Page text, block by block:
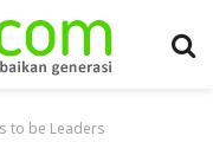
to be Leaders